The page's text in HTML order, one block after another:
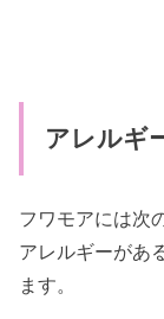
アレルギ
フワモアには次
アレルギーがあ
ます。